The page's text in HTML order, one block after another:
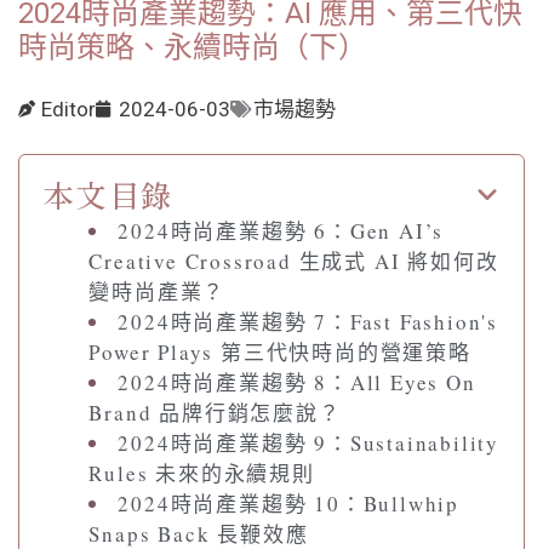
2024時尚產業趨勢：AI 應用、第三代快
時尚策略、永續時尚（下）
Editor 2024-06-03 市場趨勢
本文目錄
2024時尚產業趨勢 6：Gen AI’s
Creative Crossroad 生成式 AI 將如何改
變時尚產業？
2024時尚產業趨勢 7：Fast Fashion's
Power Plays 第三代快時尚的營運策略
2024時尚產業趨勢 8：All Eyes On
Brand 品牌行銷怎麼說？
2024時尚產業趨勢 9：Sustainability
Rules 未來的永續規則
2024時尚產業趨勢 10：Bullwhip
Snaps Back 長鞭效應